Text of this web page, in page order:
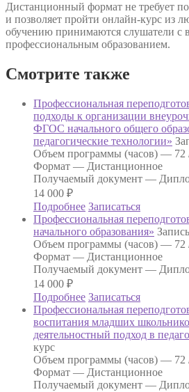
Дистанционный формат не требует
и позволяет пройти онлайн-курс из
обучению принимаются слушатели
профессиональным образованием.
Смотрите также
Профессиональная
подходы к организации
ФГОС начального общего
педагогические технологии»
Объем программы (часов) — 72
Формат — Дистанционное
Получаемый документ —
14 000 ₽
Подробнее Записаться
Профессиональная
начального образования»
Объем программы (часов) — 72
Формат — Дистанционное
Получаемый документ —
14 000 ₽
Подробнее Записаться
Профессиональная
воспитания младших
деятельностный подход в
курс
Объем программы (часов) — 72
Формат — Дистанционное
Получаемый документ —